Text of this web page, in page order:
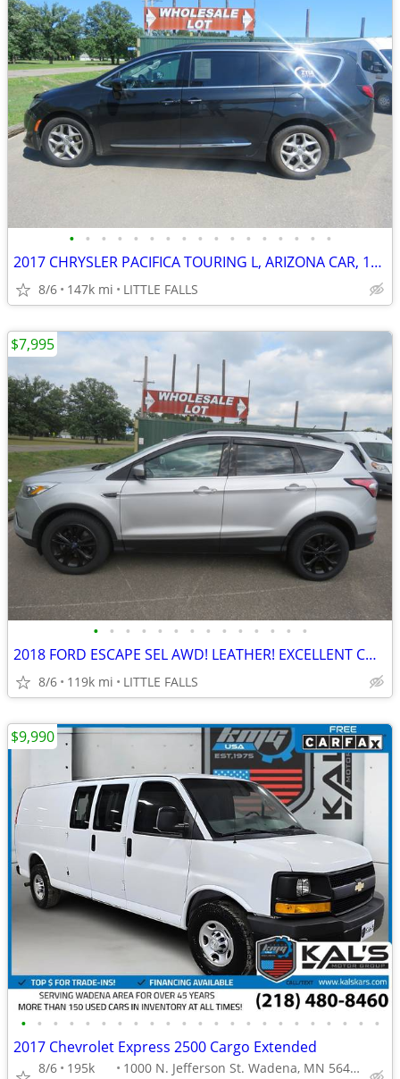
• • • • • • • • • • • • • • • • •
2017 CHRYSLER PACIFICA TOURING L, ARIZONA CAR, 146 M, RUNS GREAT !!!
8/6 147k mi LITTLE FALLS
• • • • • • • • • • • • • •
2018 FORD ESCAPE SEL AWD! LEATHER! EXCELLENT CONDITION! 118,662 MILES
8/6 119k mi LITTLE FALLS
$7,995
• • • • • • • • • • • • • • • • • • • • • • •
2017 Chevrolet Express 2500 Cargo Extended
8/6
195k
1000 N. Jefferson St. Wadena, MN 56482
$9,990